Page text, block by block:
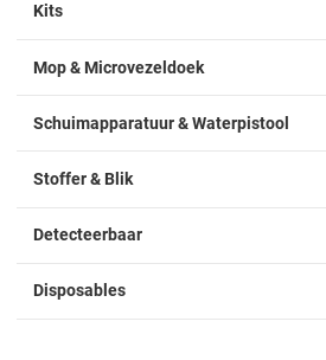
Kits
Mop & Microvezeldoek
Schuimapparatuur & Waterpistool
Stoffer & Blik
Detecteerbaar
Disposables